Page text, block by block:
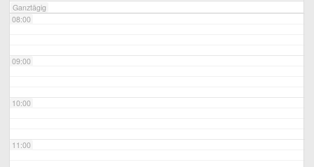
Ganztägig
08:00
09:00
10:00
11:00